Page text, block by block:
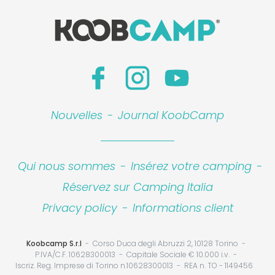
Nouvelles - Journal KoobCamp
Qui nous sommes - Insérez votre camping -
Réservez sur Camping Italia
Privacy policy - Informations client
Koobcamp S.r.l
Corso Duca degli Abruzzi 2, 10128 Torino
P.IVA/C.F. 10628300013
Capitale Sociale € 10.000 i.v.
Iscriz. Reg. Imprese di Torino n.10628300013
REA n. TO - 1149456